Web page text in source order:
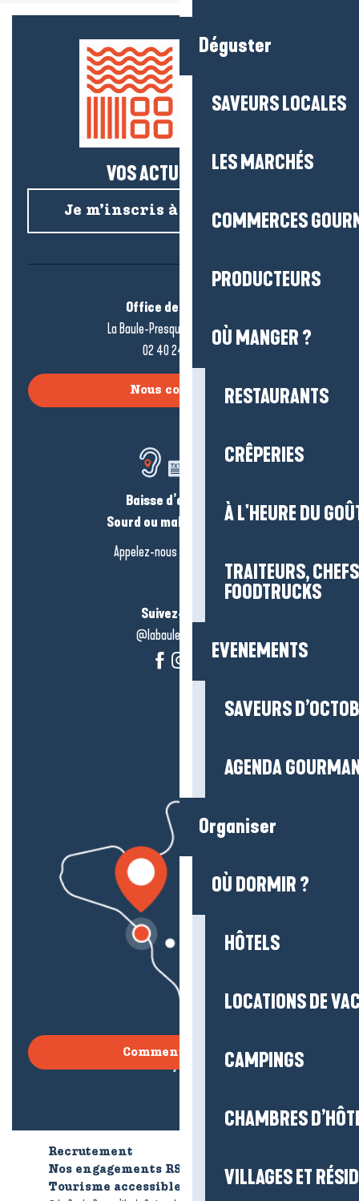
Déguster
SAVEURS LOCALES
LES MARCHÉS
COMMERCES
PRODUCTEURS
OÙ MANGER ?
RESTAURANTS
CRÊPERIES
À L'HEURE DU
TRAITEURS,
FOODTRUCKS
EVENEMENTS
SAVEURS
AGENDA
Organiser
OÙ DORMIR ?
HÔTELS
LOCATIONS DE
CAMPINGS
CHAMBRES
VILLAGES ET
VOS ACTUS SALÉES !
Je m’inscris à la newsletter
Office de tourisme
La Baule-Presqu’île de Guérande
02 40 24 34 44
Nous contacter
Baisse d’audition ?
Sourd ou malentendant ?
Appelez-nous en
Suivez-nous !
@labauleguérande
Comment venir ?
Recrutement
Nos engagements RSE
Tourisme accessible
Brochures